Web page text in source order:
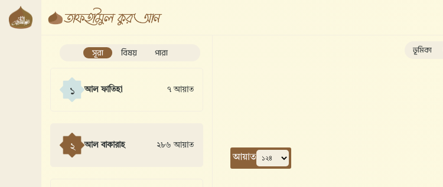
সূরা বিষয় পারা
১ আল ফাতিহা ৭ আয়াত
২ আল বাকারাহ ২৮৬ আয়াত
ভূমিকা
আয়াত